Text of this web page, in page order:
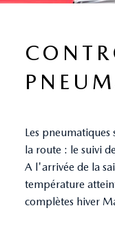
Les
la route : le suivi
A l'arrivée de la
température
complètes hiver